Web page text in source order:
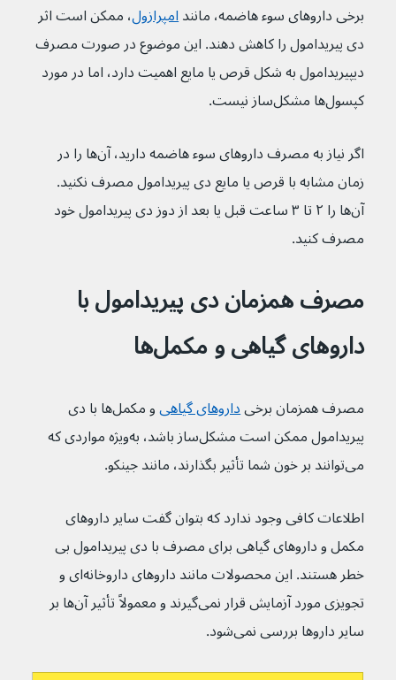
برخی داروهای سوء هاضمه، مانند امپرازول، ممکن است اثر
دی پیریدامول را کاهش دهند. این موضوع در صورت مصرف
دیپیریدامول به شکل قرص یا مایع اهمیت دارد، اما در مورد
کپسول‌ها مشکل‌ساز نیست.
اگر نیاز به مصرف داروهای سوء هاضمه دارید، آن‌ها را در
زمان مشابه با قرص یا مایع دی پیریدامول مصرف نکنید.
آن‌ها را ۲ تا ۳ ساعت قبل یا بعد از دوز دی پیریدامول خود
مصرف کنید.
مصرف همزمان دی پیریدامول با
داروهای گیاهی و مکمل‌ها
مصرف همزمان برخی داروهای گیاهی
و مکمل‌ها با دی
پیریدامول ممکن است مشکل‌ساز باشد، به‌ویژه مواردی که
می‌توانند بر خون شما تأثیر بگذارند، مانند جینکو.
اطلاعات کافی وجود ندارد که بتوان گفت سایر داروهای
مکمل و داروهای گیاهی برای مصرف با دی پیریدامول بی
خطر هستند. این محصولات مانند داروهای داروخانه‌ای و
تجویزی مورد آزمایش قرار نمی‌گیرند و معمولاً تأثیر آن‌ها بر
سایر داروها بررسی نمی‌شود.